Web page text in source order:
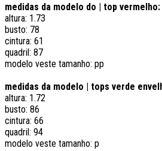
medidas da modelo do | top vermelho:
altura: 1.73
busto: 78
cintura: 61
quadril: 87
modelo veste tamanho: pp
medidas da modelo | tops verde
altura: 1.72
busto: 86
cintura: 66
quadril: 94
modelo veste tamanho: p